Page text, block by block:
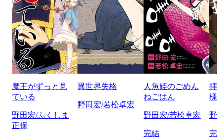
魔王がずっと見
ている
野田宏/ふくしま
正保
異世界失格
野田宏/若松卓宏
人魚姫のごめん
ねごはん
野田宏/若松卓宏
完結
拝
様
野
完